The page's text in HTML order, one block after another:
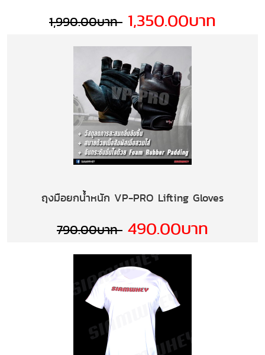
1,990.00บาท 1,350.00บาท
ถุงมือยกน้ำหนัก VP-PRO Lifting Gloves
790.00บาท 490.00บาท